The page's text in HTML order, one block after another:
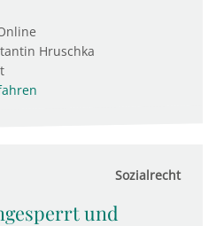
Hruschka
Sozialrecht
und